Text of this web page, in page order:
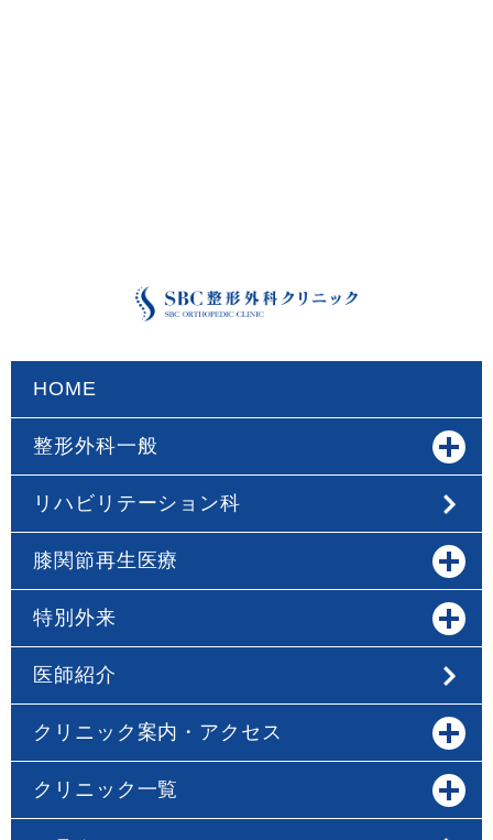
HOME
整形外科一般
リハビリテーション科
膝関節再生医療
特別外来
医師紹介
クリニック案内・アクセス
クリニック一覧